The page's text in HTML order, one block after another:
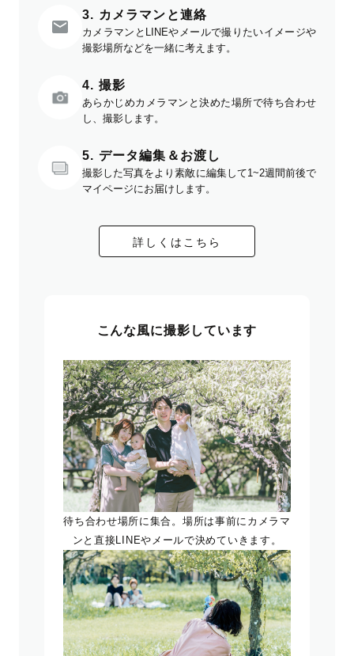
3. カメラマンと連絡
カメラマンとLINEやメールで撮りたいイメージや
撮影場所などを一緒に考えます。
4. 撮影
あらかじめカメラマンと決めた場所で待ち合わせ
し、撮影します。
5. データ編集＆お渡し
撮影した写真をより素敵に編集して1~2週間前後で
マイページにお届けします。
詳しくはこちら
こんな風に撮影しています
待ち合わせ場所に集合。場所は事前にカメラマ
ンと直接LINEやメールで決めていきます。